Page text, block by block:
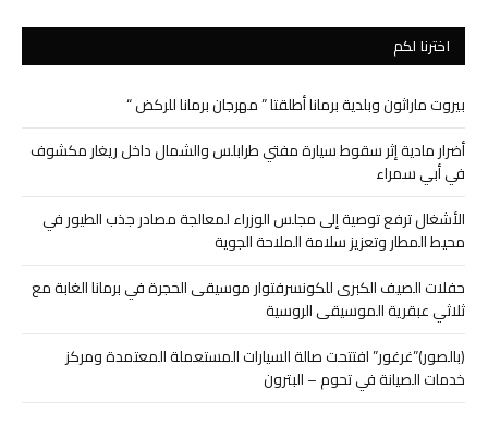
اخترنا لكم
بيروت ماراثون وبلدية برمانا أطلقتا ” مهرجان برمانا للركض “
أضرار مادية إثر سقوط سيارة مفتي طرابلس والشمال داخل ريغار مكشوف
في أبي سمراء
الأشغال ترفع توصية إلى مجلس الوزراء لمعالجة مصادر جذب الطيور في
محيط المطار وتعزيز سلامة الملاحة الجوية
حفلات الصيف الكبرى للكونسرفتوار موسيقى الحجرة في برمانا الغابة مع
ثلاثي عبقرية الموسيقى الروسية
(بالصور)”غرغور” افتتحت صالة السيارات المستعملة المعتمدة ومركز
خدمات الصيانة في تحوم – البترون